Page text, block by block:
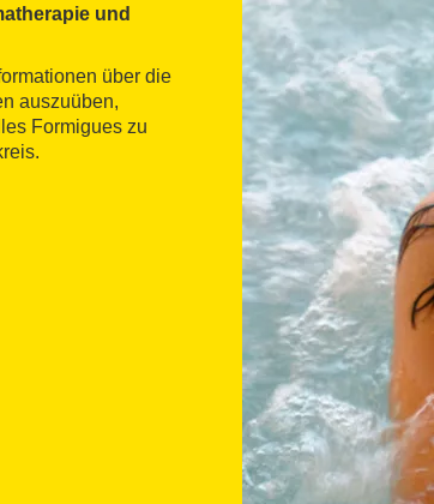
und
über die
auszuüben,
Formigues zu